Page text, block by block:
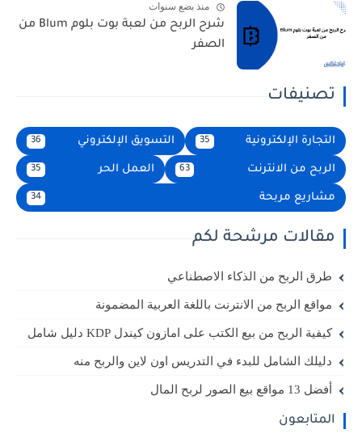
منذ بضع سنوات
شرح الربح من لعبة بوت بلوم Blum من
الصفر
تصنيفات
التجارة الإلكترونية 35 التسويق الإلكتروني
الربح من الانترنت العمل الحر
مشاريع مربحة
مقالات مرشحة لكم
طرق الربح من الذكاء الاصطناعي
مواقع الربح من الانترنت باللغة العربية المضمونة
كيفية الربح من بيع الكتب على امازون كيندل KDP دليل شامل
دليلك الشامل للبدء في التدريس اون لاين والربح منه
أفضل 13 مواقع بيع الصور لربح المال
المتابعون